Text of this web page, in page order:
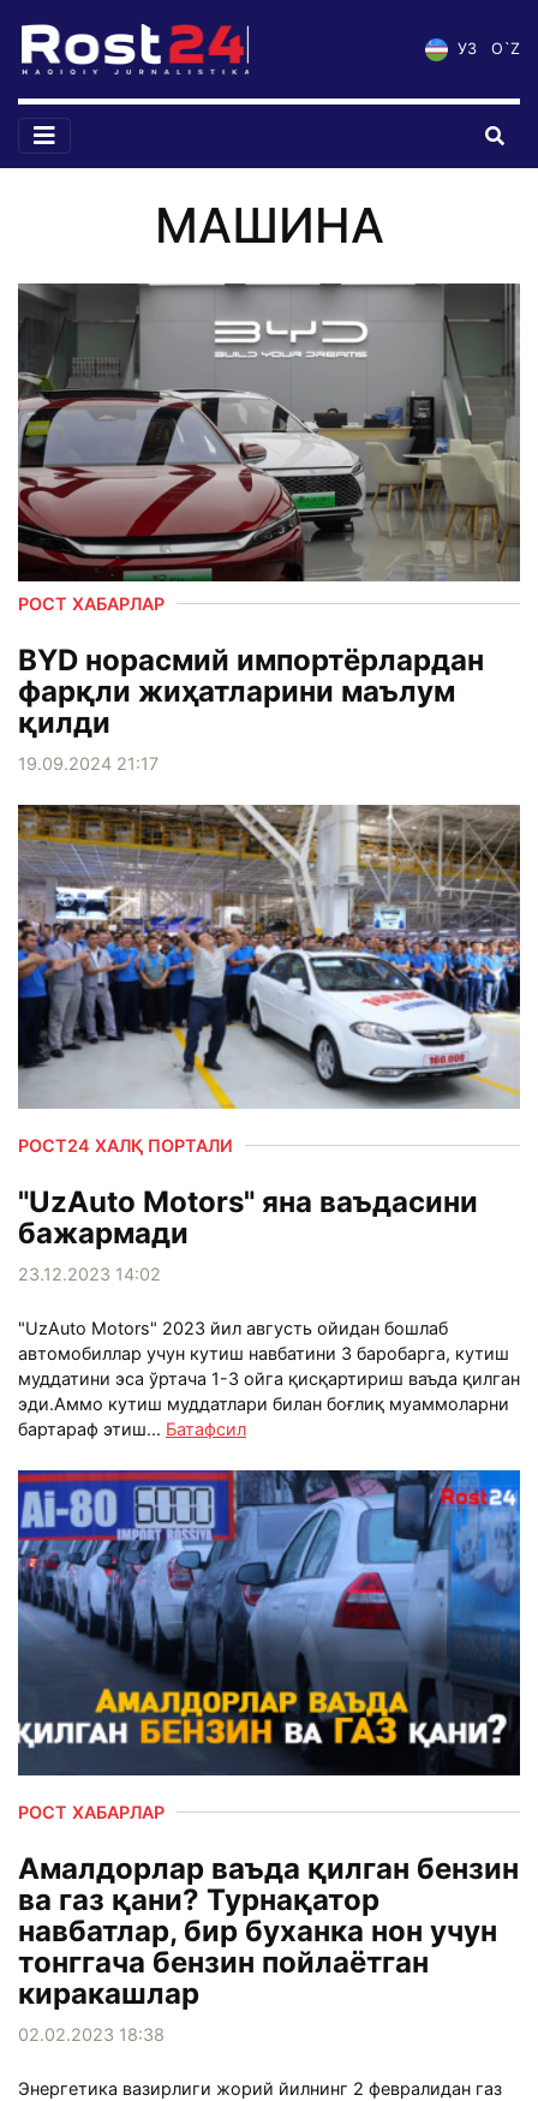
УЗ O`Z
МАШИНА
РОСТ ХАБАРЛАР
BYD норасмий импортёрлардан
фарқли жиҳатларини маълум
қилди
19.09.2024 21:17
РОСТ24 ХАЛҚ ПОРТАЛИ
"UzAuto Motors" яна ваъдасини
бажармади
23.12.2023 14:02
"UzAuto Motors" 2023 йил августь ойидан бошлаб
автомобиллар учун кутиш навбатини 3 баробарга, кутиш
муддатини эса ўртача 1-3 ойга қисқартириш ваъда қилган
эди.Аммо кутиш муддатлари билан боғлиқ муаммоларни
бартараф этиш... Батафсил
РОСТ ХАБАРЛАР
Амалдорлар ваъда қилган бензин
ва газ қани? Турнақатор
навбатлар, бир буханка нон учун
тонггача бензин пойлаётган
киракашлар
02.02.2023 18:38
Энергетика вазирлиги жорий йилнинг 2 февралидан газ